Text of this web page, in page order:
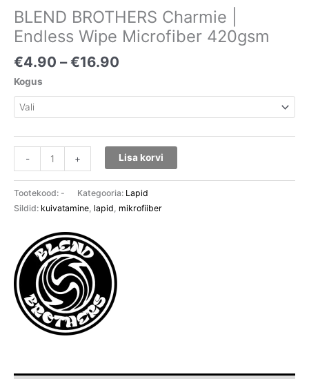
BLEND BROTHERS Charmie |
Endless Wipe Microfiber 420gsm
€4.90 – €16.90
Kogus
- + Lisa korvi
Tootekood: - Kategooria: Lapid
Sildid: kuivatamine lapid mikrofiiber